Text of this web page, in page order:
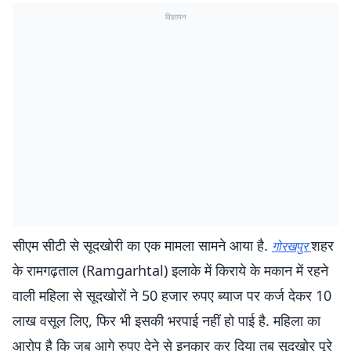
विज्ञापन
सीएम सीटी से सूदखोरी का एक मामला सामने आया है. गोरखपुरशहर
के रामगढ़ताल (Ramgarhtal) इलाके में किराये के मकान में रहने
वाली महिला से सूदखोरों ने 50 हजार रुपए ब्याज पर कर्ज देकर 10
लाख वसूल लिए, फिर भी इसकी भरपाई नहीं हो पाई है. महिला का
आरोप है कि जब आगे रुपए देने से इनकार कर दिया तब सूदखोर पूरे